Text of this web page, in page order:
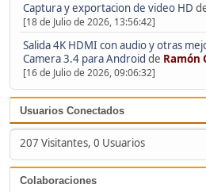
Captura y exportacion de video HD
[18 de Julio de 2026, 13:56:42]
Salida 4K HDMI con audio y otras
Camera 3.4 para Android de Ramón
[16 de Julio de 2026, 09:06:32]
Usuarios Conectados
207 Visitantes, 0 Usuarios
Colaboraciones